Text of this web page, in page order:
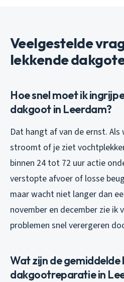
Veelgestelde
lekkende
Hoe snel moet ik
dakgoot in Leerdam?
Dat hangt af van de ernst.
stroomt of je ziet
binnen 24 tot 72 uur actie
verstopte afvoer of losse
maar wacht niet langer dan
november en december zie ik
problemen snel verergeren
Wat zijn de
dakgootreparatie in